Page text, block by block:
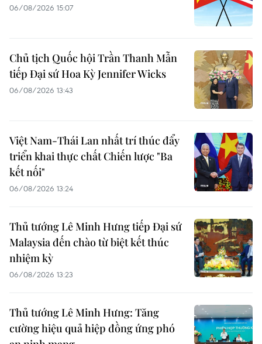
06/08/2026 15:07
Chủ tịch Quốc hội Trần Thanh Mẫn
tiếp Đại sứ Hoa Kỳ Jennifer Wicks
06/08/2026 13:43
Việt Nam-Thái Lan nhất trí thúc đẩy
triển khai thực chất Chiến lược "Ba
kết nối"
06/08/2026 13:24
Thủ tướng Lê Minh Hưng tiếp Đại sứ
Malaysia đến chào từ biệt kết thúc
nhiệm kỳ
06/08/2026 13:23
Thủ tướng Lê Minh Hưng: Tăng
cường hiệu quả hiệp đồng ứng phó